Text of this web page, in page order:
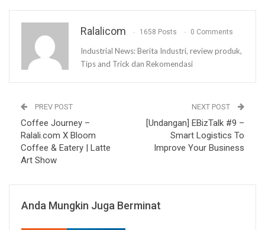
Ralalicom 1658 Posts 0 Comments
Industrial News: Berita Industri, review produk,
Tips and Trick dan Rekomendasi
PREV POST
Coffee Journey –
Ralali.com X Bloom
Coffee & Eatery | Latte
Art Show
NEXT POST
[Undangan] EBizTalk #9 –
Smart Logistics To
Improve Your Business
Anda Mungkin Juga Berminat